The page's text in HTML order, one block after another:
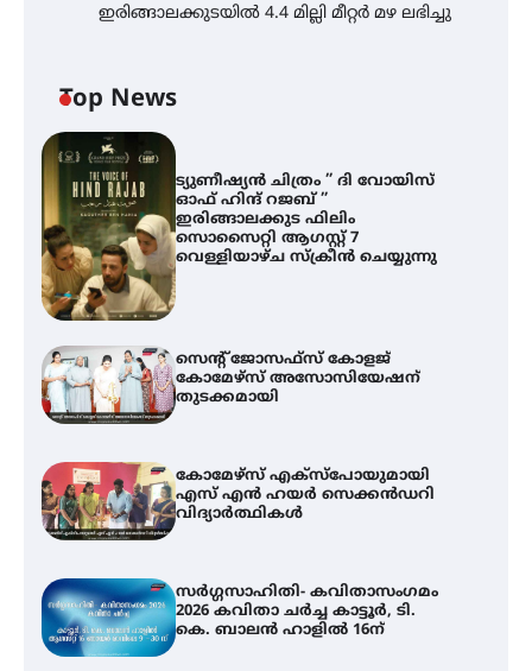
ഇരിങ്ങാലക്കുടയിൽ 4.4 മില്ലി മീറ്റർ മഴ ലഭിച്ചു
Top News
ട്യുണീഷ്യൻ ചിത്രം ” ദി വോയിസ്
ഓഫ് ഹിന്ദ് റജബ് ”
ഇരിങ്ങാലക്കുട ഫിലിം
സൊസൈറ്റി ആഗസ്റ്റ് 7
വെള്ളിയാഴ്ച സ്‌ക്രീൻ ചെയ്യുന്നു
സെന്റ് ജോസഫ്സ് കോളജ്
കോമേഴ്‌സ് അസോസിയേഷന്
തുടക്കമായി
കോമേഴ്സ് എക്സ്പോയുമായി
എസ് എൻ ഹയർ സെക്കൻഡറി
വിദ്യാർത്ഥികൾ
സർഗ്ഗസാഹിതി- കവിതാസംഗമം
2026 കവിതാ ചർച്ച കാട്ടൂർ, ടി.
കെ. ബാലൻ ഹാളിൽ 16ന്